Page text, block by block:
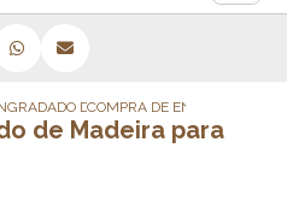
MADEIRA DE MADEIRA INDUSTRIAL
COMPRA DE ENGRADADO
de Madeira para